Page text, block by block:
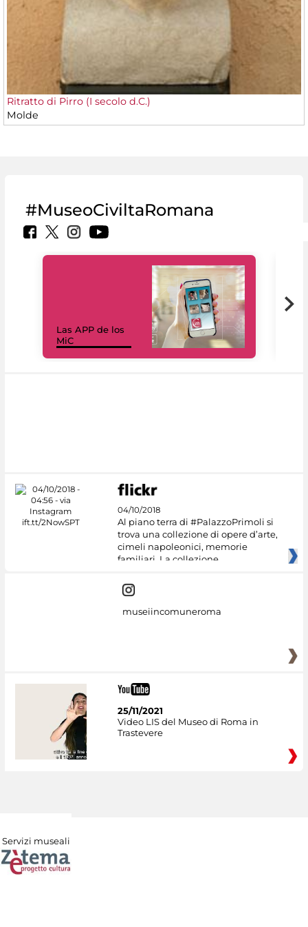
Ritratto di Pirro (I secolo d.C.)
Molde
#MuseoCiviltaRomana
Las APP de los
MiC
04/10/2018
Al piano terra di #PalazzoPrimoli si
trova una collezione di opere d’arte,
cimeli napoleonici, memorie
familiari. La collezione
museiincomuneroma
25/11/2021
Video LIS del Museo di Roma in
Trastevere
Servizi museali